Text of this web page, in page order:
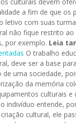
a fim de que os
letivo com suas
não fique restrito ao
por exemplo. Leia
O trabalho
deve ser a base
de uma sociedade,
da memória
culturais e
indivíduo entende,
cultural, ele